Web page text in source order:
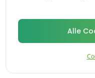
Was ist die
Alle